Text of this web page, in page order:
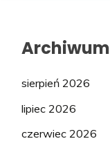
Archiwum
sierpień 2026
lipiec 2026
czerwiec 2026